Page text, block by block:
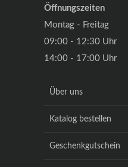
Öffnungszeiten
Montag - Freitag
09:00 - 12:30 Uhr
14:00 - 17:00 Uhr
Über uns
Katalog bestellen
Geschenkgutschein